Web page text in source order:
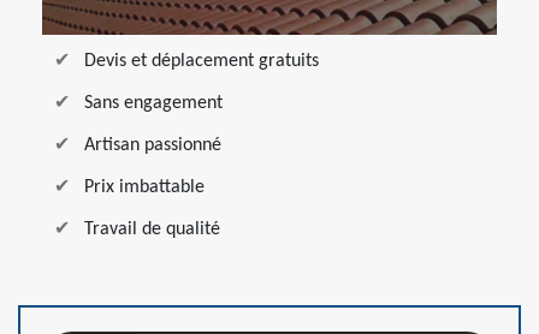
Devis et déplacement gratuits
Sans engagement
Artisan passionné
Prix imbattable
Travail de qualité